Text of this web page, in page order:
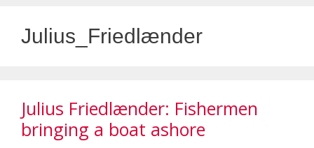
Julius_Friedlænder
Julius Friedlænder: Fishermen
bringing a boat ashore